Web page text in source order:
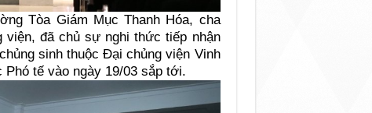
Tòa Giám Mục Thanh Hóa, cha
viện, đã chủ sự nghi thức tiếp nhận
sinh thuộc Đại chủng viện Vinh
Phó tế vào ngày 19/03 sắp tới.